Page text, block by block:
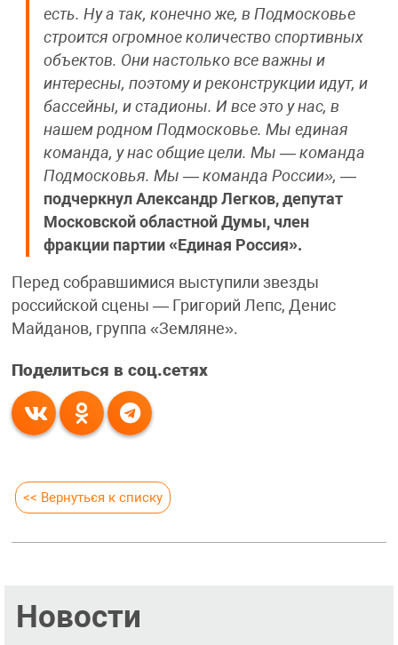
есть. Ну а так, конечно же, в Подмосковье
строится огромное количество спортивных
объектов. Они настолько все важны и
интересны, поэтому и реконструкции идут, и
бассейны, и стадионы. И все это у нас, в
нашем родном Подмосковье. Мы единая
команда, у нас общие цели. Мы — команда
Подмосковья. Мы — команда России», —
подчеркнул Александр Легков, депутат
Московской областной Думы, член
фракции партии «Единая Россия».
Перед собравшимися выступили звезды
российской сцены — Григорий Лепс, Денис
Майданов, группа «Земляне».
Поделиться в соц.сетях
<< Вернуться к списку
Новости